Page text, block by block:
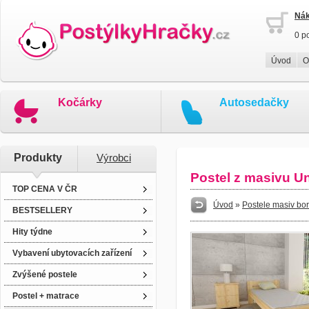
0
Úvod
Kočárky Autosedačky
Produkty Výrobci
TOP CENA V ČR
BESTSELLERY
Hity týdne
Vybavení ubytovacích zařízení
Zvýšené postele
Postel + matrace
Postel z masivu
Úvod » Postele masiv